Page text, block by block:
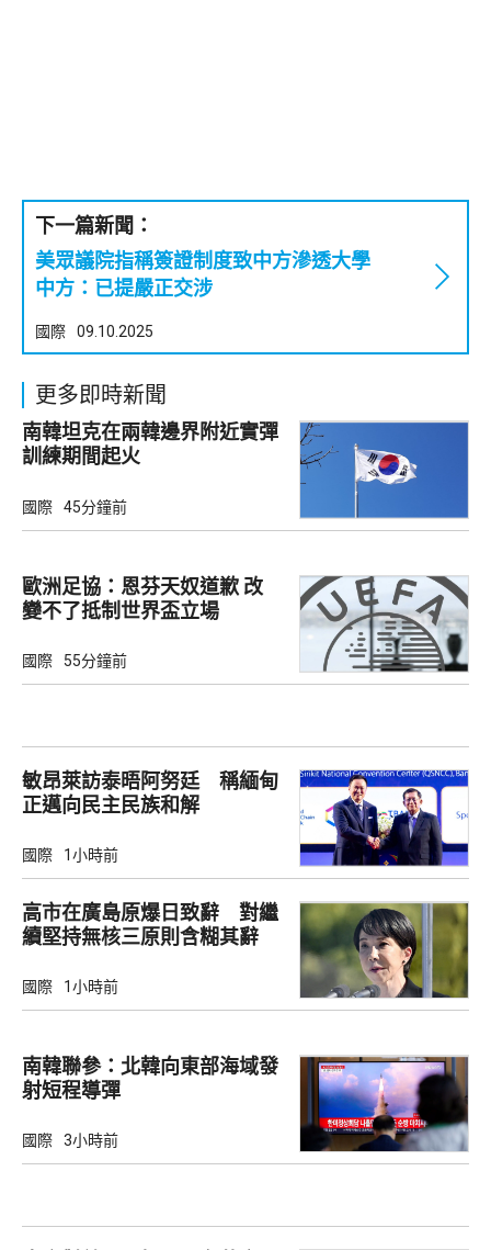
下一篇新聞：
美眾議院指稱簽證制度致中方滲透大學
中方：已提嚴正交涉
國際 09.10.2025
更多即時新聞
南韓坦克在兩韓邊界附近實彈
訓練期間起火
國際 45分鐘前
歐洲足協：恩芬天奴道歉 改
變不了抵制世界盃立場
國際 55分鐘前
敏昂萊訪泰晤阿努廷 稱緬甸
正邁向民主民族和解
國際 1小時前
高市在廣島原爆日致辭 對繼
續堅持無核三原則含糊其辭
國際 1小時前
南韓聯參：北韓向東部海域發
射短程導彈
國際 3小時前